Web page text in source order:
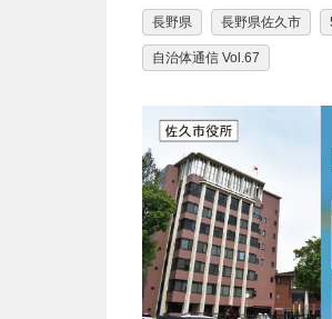
長野県 長野県佐久市
自治体通信 Vol.67